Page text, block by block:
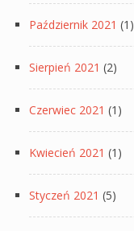
Październik 2021 (1)
Sierpień 2021 (2)
Czerwiec 2021 (1)
Kwiecień 2021 (1)
Styczeń 2021 (5)